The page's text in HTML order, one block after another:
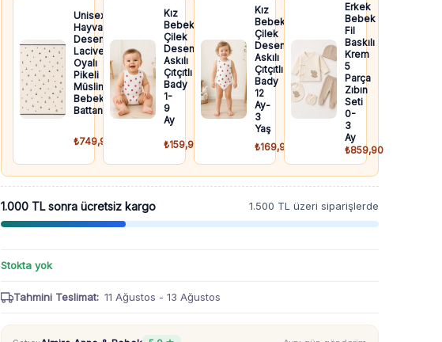
Stokta yok
Tahmini Teslimat: 11 Ağustos - 13 Ağustos
Unisex
Hayvan
Desenli
Lacivert
Oyalı
Pikeli
Müslin
Bebek
Battaniyesi
₺749,90
Kız
Bebek
Çilek
Desenli
Askılı
Çıtçıtlı
Bady
1-
9
Ay
₺159,90
Kız
Bebek
Çilek
Desenli
Askılı
Çıtçıtlı
Bady
12
Ay-
3
Yaş
₺169,90
Erkek
Bebek
Fil
Baskılı
Krem
5
Parça
Zıbın
Seti
0-
3
Ay
₺859,90
1.000 TL sonra ücretsiz kargo 1.500 TL üzeri siparişlerde